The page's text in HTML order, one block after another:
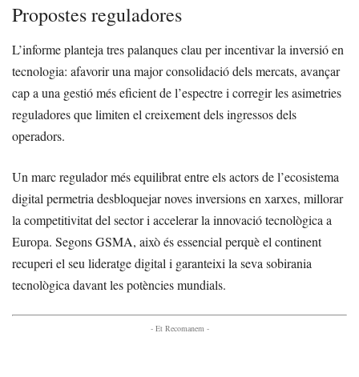
Propostes reguladores
L’informe planteja tres palanques clau per incentivar la inversió en
tecnologia: afavorir una major consolidació dels mercats, avançar
cap a una gestió més eficient de l’espectre i corregir les asimetries
reguladores que limiten el creixement dels ingressos dels
operadors.
Un marc regulador més equilibrat entre els actors de l’ecosistema
digital permetria desbloquejar noves inversions en xarxes, millorar
la competitivitat del sector i accelerar la innovació tecnològica a
Europa. Segons GSMA, això és essencial perquè el continent
recuperi el seu lideratge digital i garanteixi la seva sobirania
tecnològica davant les potències mundials.
- Et Recomanem -